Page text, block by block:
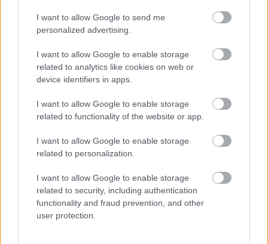
I want to allow Google to send me
personalized advertising.
I want to allow Google to enable storage
related to analytics like cookies on web or
device identifiers in apps.
I want to allow Google to enable storage
related to functionality of the website or app.
I want to allow Google to enable storage
related to personalization.
I want to allow Google to enable storage
related to security, including authentication
functionality and fraud prevention, and other
user protection.
hangzások sokkal inkább a szemlélő
tudatalattijában megjelenő „másik
természet” hangjait, a transzcendens iránti
vágyakozást fejezik ki. Lachenmann ars
poeticája értelmében ez a műve is „esztétikai
provokáció: a Szépség, mint a Megszokás
tagadása.”
en hommage à Pierre Boulez 90
Kurtág György eddigi életműve annyiban
mindenképp kapcsolódik Bartókéhoz, hogy
legtöbb művében folyamatos párbeszédben
áll a zenetörténettel. Ennek egyik legutolsó